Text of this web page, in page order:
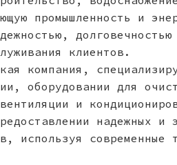
промышленность и
долговечностью
клиентов.
компания,
оборудовании для
и
надежных и
используя современные